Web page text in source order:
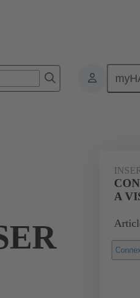
Inserts monobloc
A